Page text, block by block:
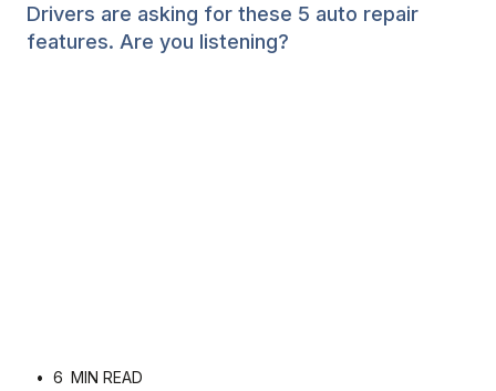
Drivers are asking for these 5 auto repair
features. Are you listening?
• 6 MIN READ